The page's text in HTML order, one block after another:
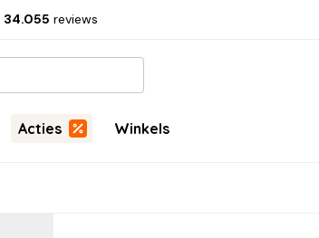
34.055 reviews
Acties Winkels